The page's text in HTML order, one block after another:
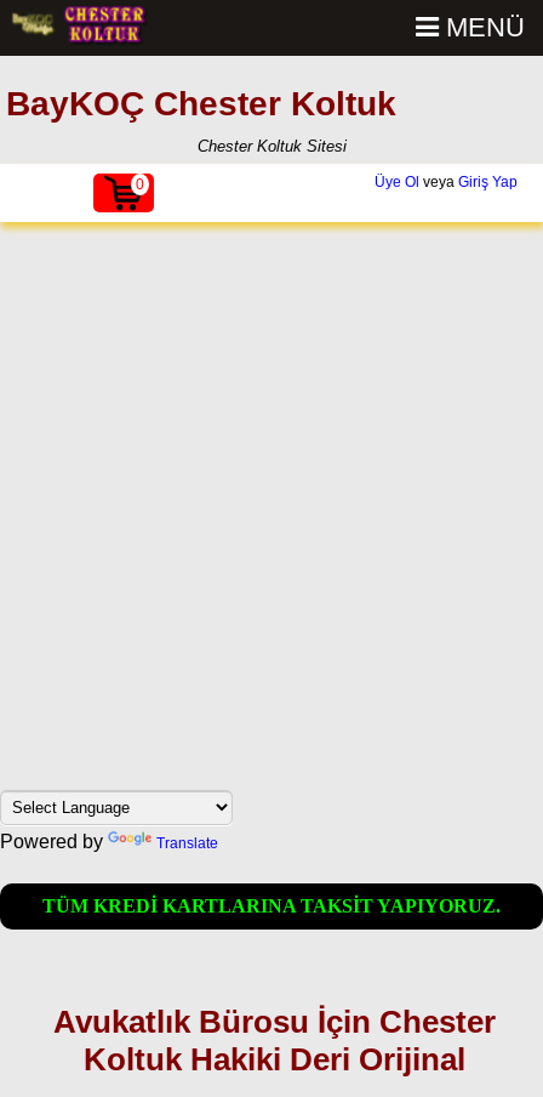
BayKOÇ Chester Koltuk
MENÜ
Chester Koltuk Sitesi
0 Üye Ol veya Giriş Yap
Powered by Translate
TÜM KREDİ KARTLARINA TAKSİT YAPIYORUZ.
Avukatlık Bürosu İçin Chester
Koltuk Hakiki Deri Orijinal